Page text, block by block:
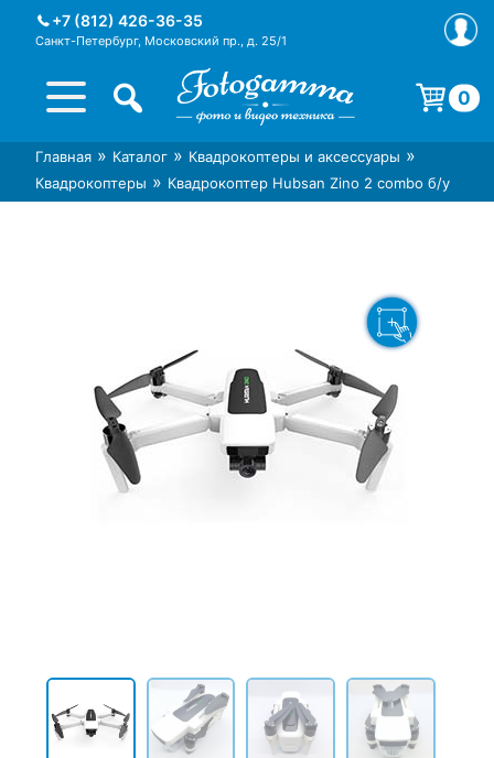
+7 (812) 426-36-35
Санкт-Петербург, Московский пр., д. 25/1
Интернет-магазин фототехники
Foto-Gamma в СПб
Магазин фотоаксессуаров foto-
gamma.ru
0
Корзина пуста.
Главная » Каталог » Квадрокоптеры и аксессуары »
Квадрокоптеры » Квадрокоптер Hubsan Zino 2 combo б/у